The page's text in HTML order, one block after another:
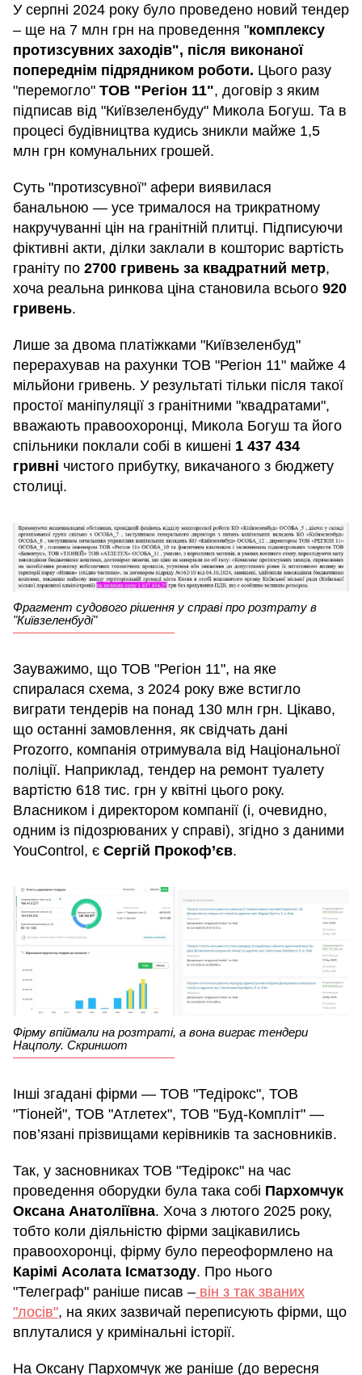
У серпні 2024 року було проведено новий тендер
– ще на 7 млн грн на проведення "комплексу
протизсувних заходів", після виконаної
попереднім підрядником роботи. Цього разу
"перемогло" ТОВ "Регіон 11", договір з яким
підписав від "Київзеленбуду" Микола Богуш. Та в
процесі будівництва кудись зникли майже 1,5
млн грн комунальних грошей.
Суть "протизсувної" афери виявилася
банальною — усе трималося на трикратному
накручуванні цін на гранітній плитці. Підписуючи
фіктивні акти, ділки заклали в кошторис вартість
граніту по 2700 гривень за квадратний метр,
хоча реальна ринкова ціна становила всього 920
гривень.
Лише за двома платіжками "Київзеленбуд"
перерахував на рахунки ТОВ "Регіон 11" майже 4
мільйони гривень. У результаті тільки після такої
простої маніпуляції з гранітними "квадратами",
вважають правоохоронці, Микола Богуш та його
спільники поклали собі в кишені 1 437 434
гривні чистого прибутку, викачаного з бюджету
столиці.
Фрагмент судового рішення у справі про розтрату в
"Київзеленбуді"
Зауважимо, що ТОВ "Регіон 11", на яке
спиралася схема, з 2024 року вже встигло
виграти тендерів на понад 130 млн грн. Цікаво,
що останні замовлення, як свідчать дані
Prozorro, компанія отримувала від Національної
поліції. Наприклад, тендер на ремонт туалету
вартістю 618 тис. грн у квітні цього року.
Власником і директором компанії (і, очевидно,
одним із підозрюваних у справі), згідно з даними
YouControl, є Сергій Прокоф’єв.
Фірму впіймали на розтраті, а вона виграє тендери
Нацполу. Скриншот
Інші згадані фірми — ТОВ "Тедірокс", ТОВ
"Тіоней", ТОВ "Атлетех", ТОВ "Буд-Компліт" —
пов’язані прізвищами керівників та засновників.
Так, у засновниках ТОВ "Тедірокс" на час
проведення оборудки була така собі Пархомчук
Оксана Анатоліївна. Хоча з лютого 2025 року,
тобто коли діяльністю фірми зацікавились
правоохоронці, фірму було переоформлено на
Карімі Асолата Ісматзоду. Про нього
"Телеграф" раніше писав – він з так званих
"лосів", на яких зазвичай переписують фірми, що
вплуталися у кримінальні історії.
На Оксану Пархомчук же раніше (до вересня